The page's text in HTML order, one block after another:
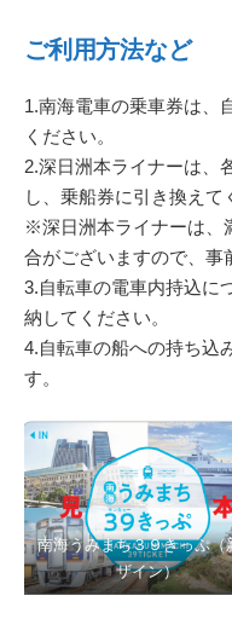
ご利用方法など
1.南海電車の乗車券は、
くだ
2.深日洲本ライナーは、
し、乗船券に引き換えて
※深日洲本ライナーは、
合がございますので、事
3.自転車の電車内持込に
納してください。
4.自転車の船への持ち込
す
南海うみまち３９きっぷ（
ザイン）